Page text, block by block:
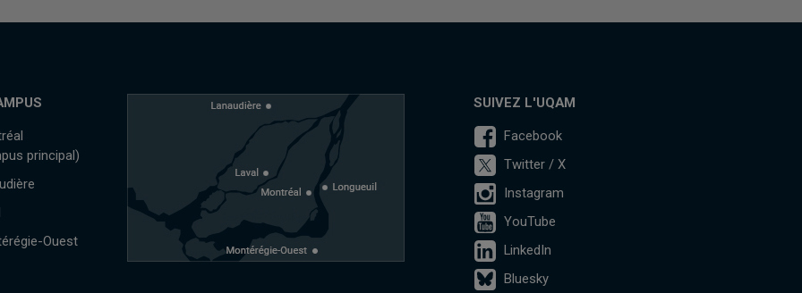
principal)
Ouest
SUIVEZ L'UQAM
Facebook
Twitter / X
Instagram
YouTube
LinkedIn
Bluesky